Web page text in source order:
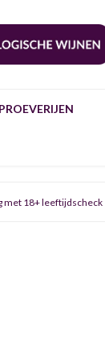
met 18+ leeftijdscheck